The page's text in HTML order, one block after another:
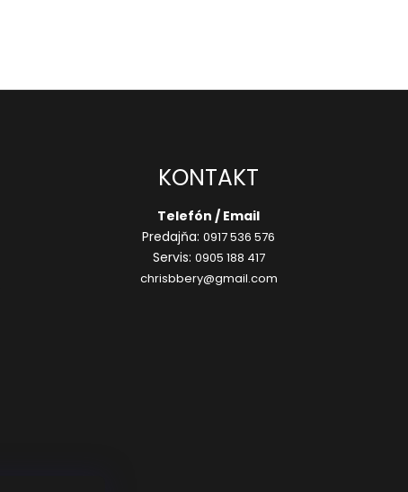
KONTAKT
Telefón / Email
Predajňa: 0917 536 576
Servis: 0905 188 417
chrisbbery@gmail.com